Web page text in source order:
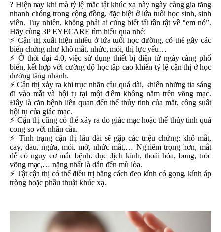
? Hiện nay khi mà tỷ lệ mắc tật khúc xạ này ngày càng gia tăng
nhanh chóng trong cộng đồng, đặc biệt ở lứa tuổi học sinh, sinh
viên. Tuy nhiên, không phải ai cũng biết tất tần tật về “em nó”.
Hãy cùng 3P EYECARE tìm hiểu qua nhé:
⚡️ Cận thị xuất hiện nhiều ở lứa tuổi học đường, có thể gây các
biến chứng như khô mắt, nhức, mỏi, thị lực yếu…
⚡️ Ở thời đại 4.0, việc sử dụng thiết bị điện tử ngày càng phổ
biến, kết hợp với cường độ học tập cao khiến tỷ lệ cận thị ở học
đường tăng nhanh.
⚡️ Cận thị xảy ra khi trục nhãn cầu quá dài, khiến những tia sáng
đi vào mắt và hội tụ tại một điểm không nằm trên võng mạc.
Đây là căn bệnh liên quan đến thể thủy tinh của mắt, công suất
hội tụ của giác mạc.
⚡️ Cận thị cũng có thể xảy ra do giác mạc hoặc thể thủy tinh quá
cong so với nhãn cầu.
⚡️ Tình trạng cận thị lâu dài sẽ gặp các triệu chứng: khô mắt,
cay, đau, ngứa, mỏi, mờ, nhức mắt,… Nghiêm trọng hơn, mắt
dễ có nguy cơ mắc bệnh: đục dịch kính, thoái hóa, bong, tróc
võng mạc,… nặng nhất là dẫn đến mù lòa.
⚡️ Tật cận thị có thể điều trị bằng cách đeo kính có gọng, kính áp
tròng hoặc phẫu thuật khúc xạ.